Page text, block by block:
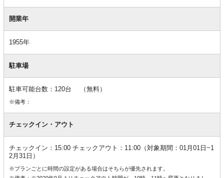
開業年
1955年
駐車場
駐車可能台数：120台 （無料）
※備考：
チェックイン・アウト
チェックイン：15:00 チェックアウト：11:00（対象期間：01月01日~1
2月31日）
※プランごとに時間の設定がある場合はそちらが優先されます。